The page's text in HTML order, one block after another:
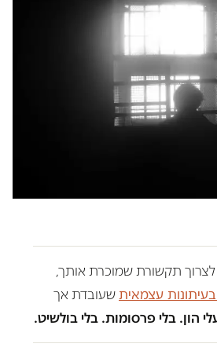
לצרוך תקשורת שמוכרת אותך,
עצמאיתשעובדת אך
הון. בלי פרסומות. בלי בולשיט.